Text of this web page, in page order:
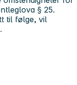
§ 25.
til følge, vil